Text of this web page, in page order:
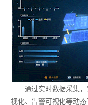
通过实时数据采集
视化、告警可视化等动